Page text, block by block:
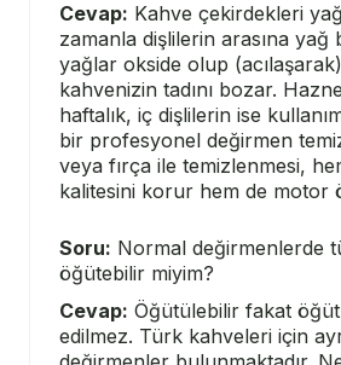
Cevap: Kahve çekirdekleri
zamanla dişlilerin arasına yağ
yağlar okside olup
kahvenizin tadını bozar.
haftalık, iç dişlilerin ise
bir profesyonel değirmen
veya fırça ile temizlenmesi,
kalitesini korur hem de motor
Soru: Normal değirmenlerde
öğütebilir miyim?
Cevap: Öğütülebilir fakat
edilmez. Türk kahveleri için